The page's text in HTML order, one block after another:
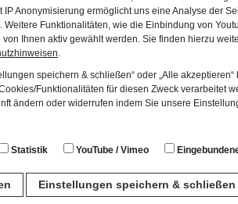
IP Anonymisierung ermöglicht uns eine Analyse der
Weitere Funktionalitäten, wie die Einbindung von
Ihnen aktiv gewählt werden. Sie finden hierzu
speichern & schließen“ oder „Alle
Funktionalitäten für diesen Zweck verarbeitet
ändern oder widerrufen indem Sie unsere
Statistik YouTube / Vimeo
Einstellungen speichern & schließen
im historischen Schulhaus von 1773
historischen Denk- mal „Er war ein
fürs Volk" im Rochow-Museum im
„Kinderrechte in pädagogischen